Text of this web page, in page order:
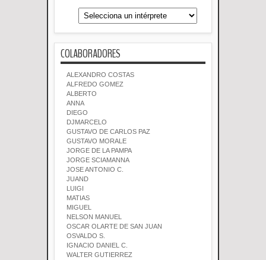
COLABORADORES
ALEXANDRO COSTAS
ALFREDO GOMEZ
ALBERTO
ANNA
DIEGO
DJMARCELO
GUSTAVO DE CARLOS PAZ
GUSTAVO MORALE
JORGE DE LA PAMPA
JORGE SCIAMANNA
JOSE ANTONIO C.
JUAND
LUIGI
MATIAS
MIGUEL
NELSON MANUEL
OSCAR OLARTE DE SAN JUAN
OSVALDO S.
IGNACIO DANIEL C.
WALTER GUTIERREZ